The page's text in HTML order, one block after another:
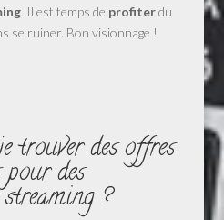
. Il est temps de profiterdu
se ruiner. Bon visionnage !
trouver des offres
des
?